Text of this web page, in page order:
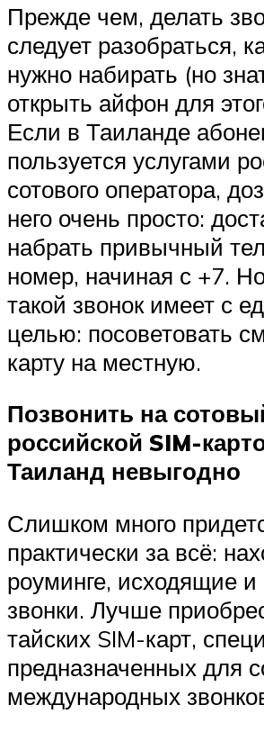
Прежде чем, делать
следует разобраться,
нужно набирать (но
открыть айфон для
Если в Таиланде
пользуется услугами
сотового оператора,
него очень просто:
набрать привычный
номер, начиная с +7.
такой звонок имеет с
целью: посоветовать
карту на местную.
Позвонить на
российской SIM-
Таиланд невыгодно
Слишком много
практически за всё:
роуминге, исходящие
звонки. Лучше
тайских SIM-карт,
предназначенных для
международных